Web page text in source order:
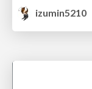
izumin5210